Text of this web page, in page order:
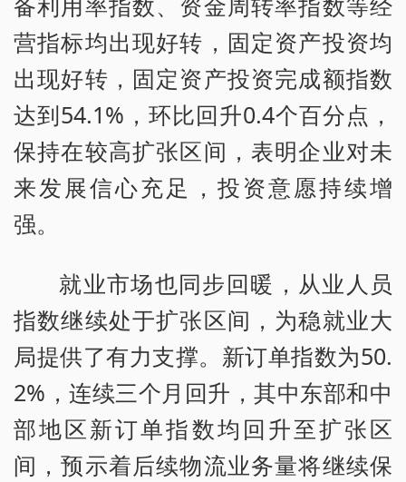
营指标均出现好转，固定资产投资均
出现好转，固定资产投资完成额指数
达到54.1%，环比回升0.4个百分点，
保持在较高扩张区间，表明企业对未
来发展信心充足，投资意愿持续增
强。
就业市场也同步回暖，从业人员
指数继续处于扩张区间，为稳就业大
局提供了有力支撑。新订单指数为50.
2%，连续三个月回升，其中东部和中
部地区新订单指数均回升至扩张区
间，预示着后续物流业务量将继续保